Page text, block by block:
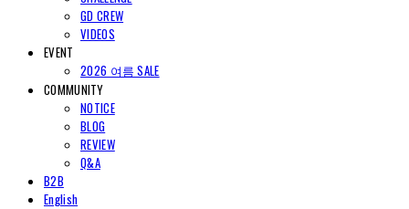
GD CREW
VIDEOS
EVENT
2026 여름 SALE
COMMUNITY
NOTICE
BLOG
REVIEW
Q&A
B2B
English